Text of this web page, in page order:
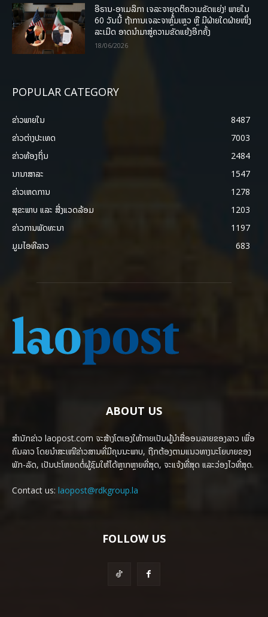
ອີຣານ-ອາເມລິກາ ເຈລະຈາຍຸດຕິຄວາມຂັດແຍ່ງ! ພາຍໃນ
60 ວັນນີ້ ຖ້າການເຈລະຈາຫຼົ້ມເຫຼວ ຫຼື ມີຝ່າຍໃດຝ່າຍໜຶ່ງ
ລະເມີດ ອາດນໍາມາສູ່ຄວາມຂັດແຍ້ງອີກຄັ້ງ
18/06/2026
POPULAR CATEGORY
ຂ່າວພາຍ​ໃນ
8487
ຂ່າວຕ່າງປະເທດ
7003
ຂ່າວທ້ອງຖິ່ນ
2484
ນານາສາລະ
1547
ຂ່າວເຫດການ
1278
ສຸຂະພາບ ແລະ ສີ່ງແວດລ້ອມ
1203
ຂ່າວການພັດທະນາ
1197
ມູມໄອທີລາວ
683
ABOUT US
ສຳນັກຂ່າວ laopost.com ຈະສ້າງໂຕເອງໃຫ້ກາຍເປັນຜູ້ນຳສື່ອອນລາຍຂອງລາວ ເພື່ອ
ຄົນລາວ ໂດຍນຳສະເໜີຂ່າວສານທີ່ມີຄຸນນະພາບ, ຖືກຕ້ອງຕາມແນວທາງນະໂຍບາຍຂອງ
ພັກ-ລັດ, ເປັນປະໂຫຍດຕໍ່ຜູ້ຊົມໃຫ້ໄດ້ຫຼາກຫຼາຍທີ່ສຸດ, ຈະແຈ້ງທີ່ສຸດ ແລະວ່ອງໄວທີ່ສຸດ.
Contact us: laopost@rdkgroup.la
FOLLOW US